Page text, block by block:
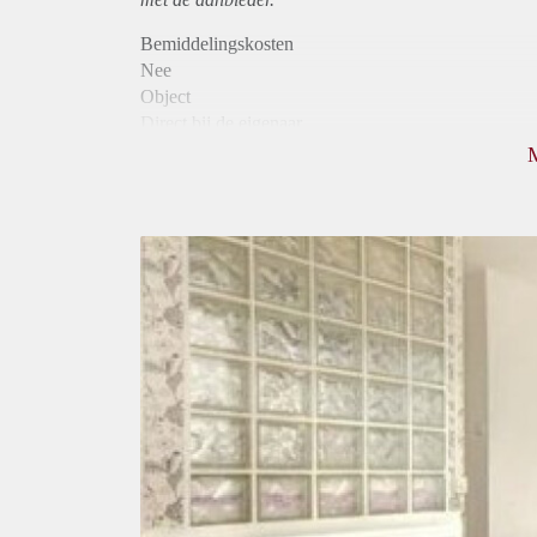
Bemiddelingskosten
Nee
Object
Huurtoeslag
Mogelijk
Inkomen eis
3,2 X Maandhuur Bruto
Huurtermijn
Onbepaalde termijn
Oplevering
Gestoffeerd